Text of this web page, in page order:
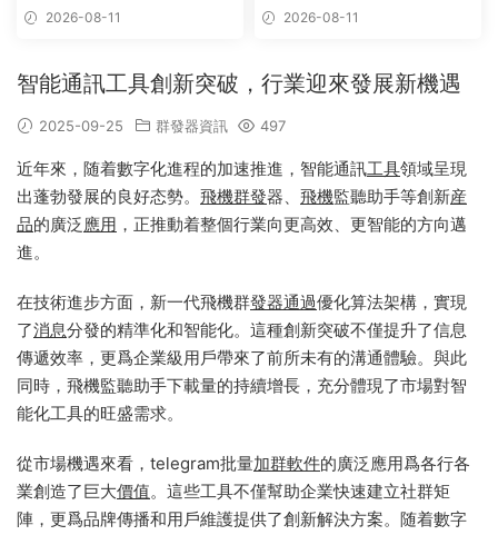
注冊機_電報飛機号注冊機破解
2026-08-11 2026-08-11
智能通訊工具創新突破，行業迎來發展新機遇
2025-09-25 群發器資訊 497
近年來，随着數字化進程的加速推進，智能通訊工具領域呈現
出蓬勃發展的良好态勢。 飛機群發器、 飛機監聽助手等創新産
品的廣泛應用 ，正推動着整個行業向更高效、更智能的方向邁
進。
在技術進步方面，新一代飛機群發器通過優化算法架構，實現
了消息分發的精準化和智能化。這種創新突破不僅提升了信息
傳遞效率，更爲企業級用戶帶來了前所未有的溝通體驗。與此
同時，飛機監聽助手下載量的持續增長，充分體現了市場對智
能化工具的旺盛需求。
從市場機遇來看，telegram批量加群軟件的廣泛應用爲各行各
業創造了巨大價值。這些工具不僅幫助企業快速建立社群矩
陣，更爲品牌傳播和用戶維護提供了創新解決方案。随着數字